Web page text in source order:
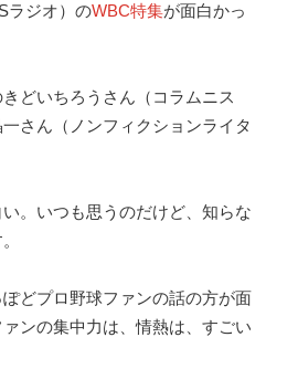
ラジオ）のWBC特集が面白かっ
どいちろうさん（コラムニス
さん（ノンフィクションライタ
。いつも思うのだけど、知らな
どプロ野球ファンの話の方が面
ンの集中力は、情熱は、すごい